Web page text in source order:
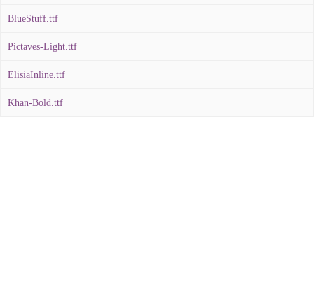
BlueStuff.ttf
Pictaves-Light.ttf
ElisiaInline.ttf
Khan-Bold.ttf